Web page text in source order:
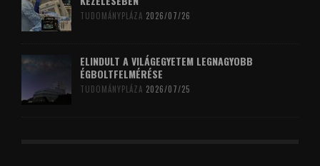
TUDOMÁNYPLÁZA 2026/07/26
ELINDULT A VILÁGEGYETEM LEGNAGYOBB
ÉGBOLTFELMÉRÉSE
TUDOMÁNYPLÁZA 2026/07/25